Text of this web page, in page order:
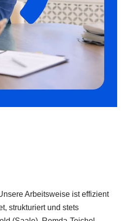
Arbeitsweise ist effizient
strukturiert und stets